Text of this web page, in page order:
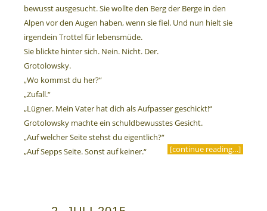
bewusst ausgesucht. Sie wollte den Berg der Berge in den
Alpen vor den Augen haben, wenn sie fiel. Und nun hielt sie
irgendein Trottel für lebensmüde.
Sie blickte hinter sich. Nein. Nicht. Der.
Grotolowsky.
„Wo kommst du her?“
„Zufall.“
„Lügner. Mein Vater hat dich als Aufpasser geschickt!“
Grotolowsky machte ein schuldbewusstes Gesicht.
„Auf welcher Seite stehst du eigentlich?“
„Auf Sepps Seite. Sonst auf keiner.“
[continue reading…]